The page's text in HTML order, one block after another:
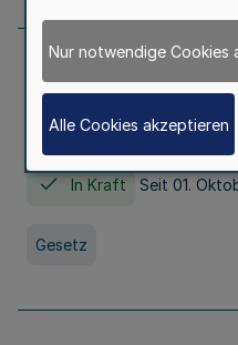
Gesetz über die
Nordrhein-
HG)
In Kraft Seit 01.
Gesetz
Nur notwendige Cookies
Alle Cookies akzeptieren